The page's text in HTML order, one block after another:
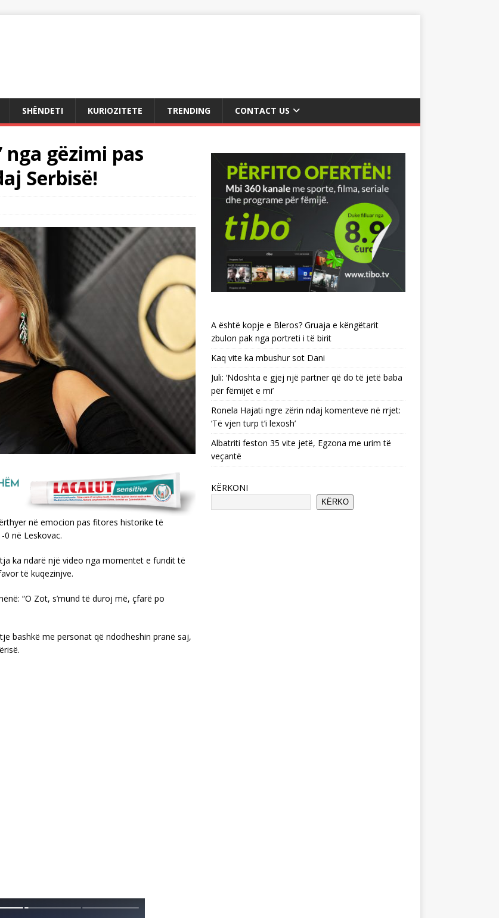
SHËNDETI KURIOZITETE TRENDING CONTACT US
nga gëzimi pas
Serbisë!
në emocion pas fitores historike të
0 në Leskovac.
ka ndarë një video nga momentet e fundit të
të kuqezinjve.
“O Zot, s’mund të duroj më, çfarë po
bashkë me personat që ndodheshin pranë saj,
A është kopje e Bleros? Gruaja e këngëtarit
zbulon pak nga portreti i të birit
Kaq vite ka mbushur sot Dani
Juli: ‘Ndoshta e gjej një partner që do të jetë baba
për fëmijët e mi’
Ronela Hajati ngre zërin ndaj komenteve në rrjet:
‘Të vjen turp t’i lexosh’
Albatriti feston 35 vite jetë, Egzona me urim të
veçantë
KËRKONI
KËRKO